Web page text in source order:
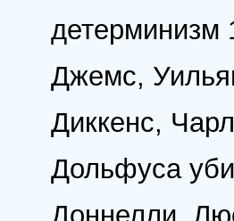
детерминизм
Джемс,
Диккенс,
Дольфуса